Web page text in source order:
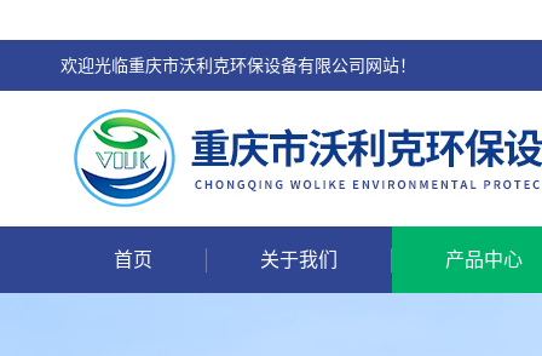
欢迎光临重庆市沃利克环保设备有限公司网站！
首页 关于我们 产品中心